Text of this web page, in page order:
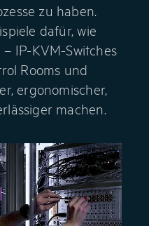
zu haben.
dafür, wie
IP-KVM-Switches
Rooms und
ergonomischer,
machen.